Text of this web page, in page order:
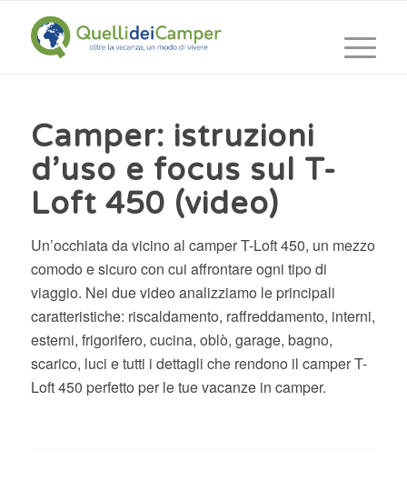
Camper: istruzioni
d’uso e focus sul T-
Loft 450 (video)
Un’occhiata da vicino al camper T-Loft 450, un mezzo
comodo e sicuro con cui affrontare ogni tipo di
viaggio. Nei due video analizziamo le principali
caratteristiche: riscaldamento, raffreddamento, interni,
esterni, frigorifero, cucina, oblò, garage, bagno,
scarico, luci e tutti i dettagli che rendono il camper T-
Loft 450 perfetto per le tue vacanze in camper.